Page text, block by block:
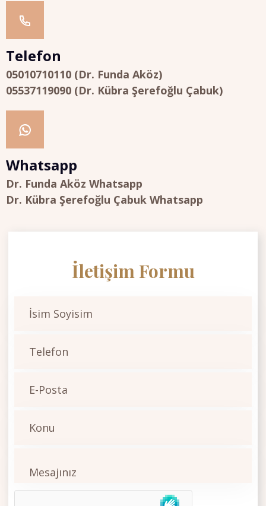
Telefon
05010710110 (Dr. Funda Aköz)
05537119090 (Dr. Kübra Şerefoğlu Çabuk)
Whatsapp
Dr. Funda Aköz Whatsapp
Dr. Kübra Şerefoğlu Çabuk Whatsapp
İletişim Formu